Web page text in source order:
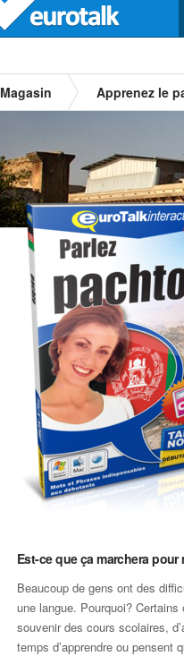
Magasin Apprenez le
Est-ce que ça marchera pour
Beaucoup de gens ont des
une langue. Pourquoi? Certains
souvenir des cours scolaires,
temps d’apprendre ou pensent